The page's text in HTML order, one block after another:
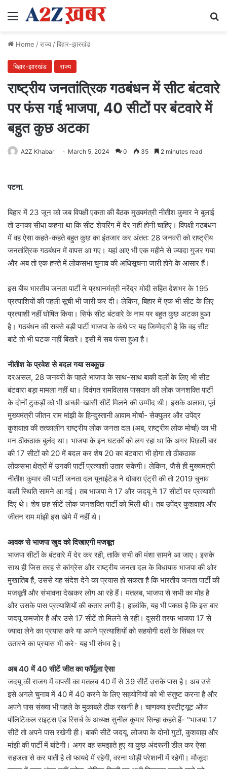
Menu
Home /राज्य/बिहार-झारखंड
बिहार-झारखंड राज्य
राष्ट्रीय जनतांत्रिक गठबंधन में सीट बंटवारे
पर फंस गई भाजपा, 40 सीटों पर बंटवारे में
बहुत कुछ अटका
A2Z Khabar March 5, 2024 0 35 2 minutes read
पटना.
बिहार में 23 जून को जब विपक्षी एकता की बैठक मुख्यमंत्री नीतीश कुमार ने बुलाई
तो उनका सीधा कहना था कि सीट शेयरिंग में देर नहीं होनी चाहिए। विपक्षी गठबंधन
में वह ऐसा कहते-कहते बहुत कुछ का इंतजार कर अंतत: 28 जनवरी को राष्ट्रीय
जनतांत्रिक गठबंधन में वापस आ गए। यहां आए भी एक महीने से ज्यादा गुजर गया
और अब तो एक हफ्ते में लोकसभा चुनाव की अधिसूचना जारी होने के आसार हैं।
इस बीच भारतीय जनता पार्टी ने प्रधानमंत्री नरेंद्र मोदी सहित देशभर के 195
प्रत्याशियों की पहली सूची भी जारी कर दी। लेकिन, बिहार में एक भी सीट के लिए
प्रत्याशी नहीं घोषित किया। सिर्फ सीट बंटवारे के नाम पर बहुत कुछ अटका हुआ
है। गठबंधन की सबसे बड़ी पार्टी भाजपा के कंधे पर यह जिम्मेदारी है कि वह सीट
बांटे तो भी घटक नहीं बिखरें। इसी में सब फंसा हुआ है।
नीतीश के प्रवेश से बदल गया सबकुछ
दरअसल, 28 जनवरी के पहले भाजपा के साथ-साथ बाकी दलों के लिए भी सीट
बंटवारा बड़ा मामला नहीं था। दिवंगत रामविलास पासवान की लोक जनशक्ति पार्टी
के दोनों टुकड़ों को भी अच्छी-खासी सीटें मिलने की उम्मीद थी। इसके अलावा, पूर्व
मुख्यमंत्री जीतन राम मांझी के हिन्दुस्तानी आवाम मोर्चा- सेक्युलर और उपेंद्र
कुशवाहा की तत्कालीन राष्ट्रीय लोक जनता दल (अब, राष्ट्रीय लोक मोर्चा) का भी
मन ठीकठाक बुलंद था। भाजपा के इन घटकों को लग रहा था कि अगर पिछली बार
की 17 सीटों को 20 में बदल कर शेष 20 का बंटवारा भी होगा तो ठीकठाक
लोकसभा क्षेत्रों में उनकी पार्टी प्रत्याशी उतार सकेगी। लेकिन, जैसे ही मुख्यमंत्री
नीतीश कुमार की पार्टी जनता दल यूनाईटेड ने दोबारा एंट्री की तो 2019 चुनाव
वाली स्थिति सामने आ गई। तब भाजपा ने 17 और जदयू ने 17 सीटों पर प्रत्याशी
दिए थे। शेष छह सीटें लोक जनशक्ति पार्टी को मिली थी। तब उपेंद्र कुशवाहा और
जीतन राम मांझी इस खेमे में नहीं थे।
आवक से भाजपा खुद को दिखाएगी मजबूत
भाजपा सीटों के बंटवारे में देर कर रही, ताकि सभी की मंशा सामने आ जाए। इसके
साथ ही जिस तरह से कांग्रेस और राष्ट्रीय जनता दल के विधायक भाजपा की ओर
मुखातिब हैं, उससे यह संदेश देने का प्रयास हो सकता है कि भारतीय जनता पार्टी की
मजबूती और संभावना देखकर लोग आ रहे हैं। मतलब, भाजपा से सभी का मोह है
और उसके पास प्रत्याशियों की कतार लगी है। हालांकि, यह भी पक्का है कि इस बार
जदयू कमजोर है और उसे 17 सीटें तो मिलने से रहीं। दूसरी तरफ भाजपा 17 से
ज्यादा लेने का प्रयास करे या अपने प्रत्याशियों को सहयोगी दलों के सिंबल पर
उतारने का प्रयास भी करे- यह भी संभव है।
अब 40 में 40 सीटें जीत का फॉर्मूला ऐसा
जदयू की राजग में वापसी का मतलब 40 में से 39 सीटें उसके पास है। अब उसे
इसे अगले चुनाव में 40 में 40 करने के लिए सहयोगियों को भी संतुष्ट करना है और
अपने पास संख्या भी पहले के मुकाबले ठीक रखनी है। चाणक्या इंस्टीट्यूट ऑफ
पॉलिटिकल राइट्स एंड रिसर्च के अध्यक्ष सुनील कुमार सिन्हा कहते हैं- "भाजपा 17
सीटें तो अपने पास रखेगी ही। बाकी सीटें जदयू, लोजपा के दोनों गुटों, कुशवाहा और
मांझी की पार्टी में बांटेगी। अगर वह समझाते हुए या कुछ अंदरूनी डील कर ऐसा
सहजता से कर पाती है तो फायदे में रहेगी, वरना थोड़ी परेशानी में रहेगी। मौजूदा